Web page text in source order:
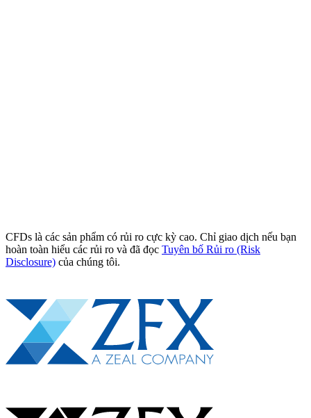
CFDs là các sản phẩm có rủi ro cực kỳ cao. Chỉ giao dịch nếu bạn
hoàn toàn hiểu các rủi ro và đã đọc Tuyên bố Rủi ro (Risk
Disclosure) của chúng tôi.